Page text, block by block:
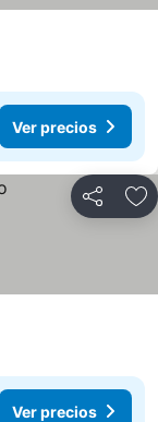
Ver precios
Compartir
Ver precios